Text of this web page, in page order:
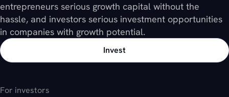
entrepreneurs serious growth capital without the
hassle, and investors serious investment opportunities
in companies with growth potential.
Invest
For investors